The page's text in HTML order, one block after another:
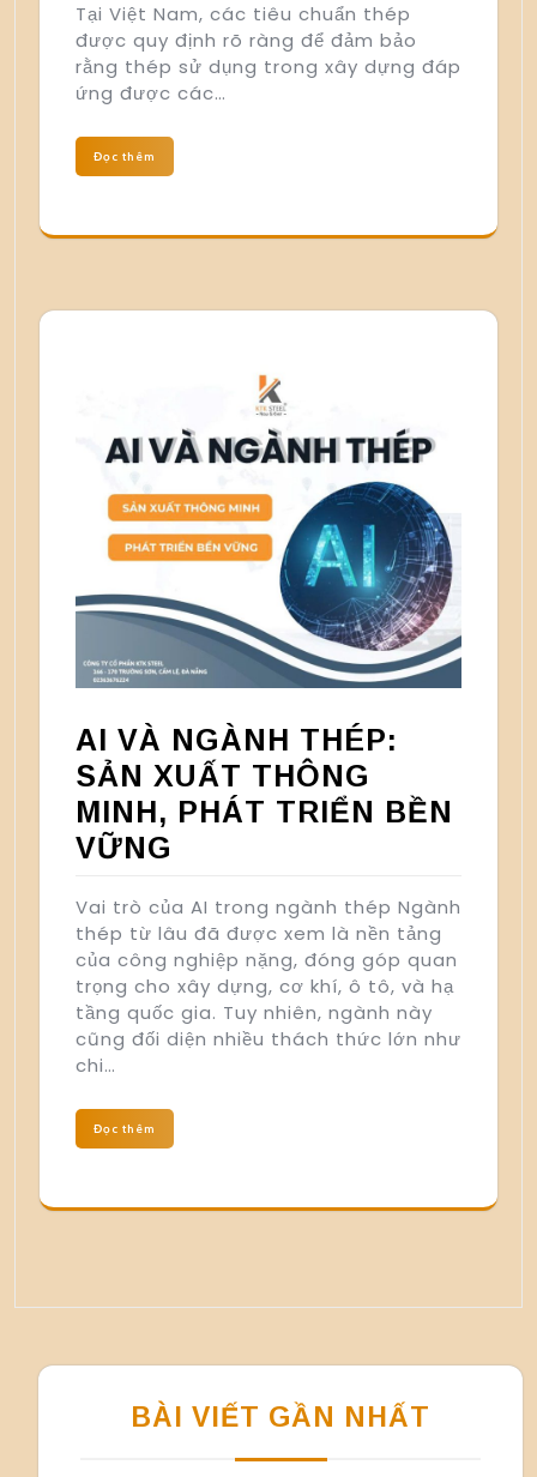
Tại Việt Nam, các tiêu chuẩn thép
được quy định rõ ràng để đảm bảo
rằng thép sử dụng trong xây dựng đáp
ứng được các…
Đọc thêm
AI VÀ NGÀNH THÉP:
SẢN XUẤT THÔNG
MINH, PHÁT TRIỂN BỀN
VỮNG
Vai trò của AI trong ngành thép Ngành
thép từ lâu đã được xem là nền tảng
của công nghiệp nặng, đóng góp quan
trọng cho xây dựng, cơ khí, ô tô, và hạ
tầng quốc gia. Tuy nhiên, ngành này
cũng đối diện nhiều thách thức lớn như
chi…
Đọc thêm
BÀI VIẾT GẦN NHẤT